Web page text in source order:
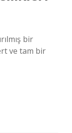
bir
ve tam bir